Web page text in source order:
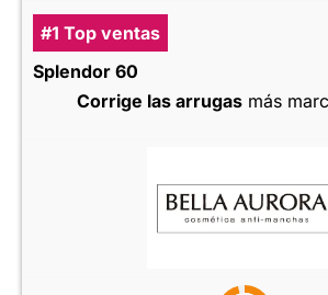
#1 Top ventas
Splendor 60
Corrige las arrugas más